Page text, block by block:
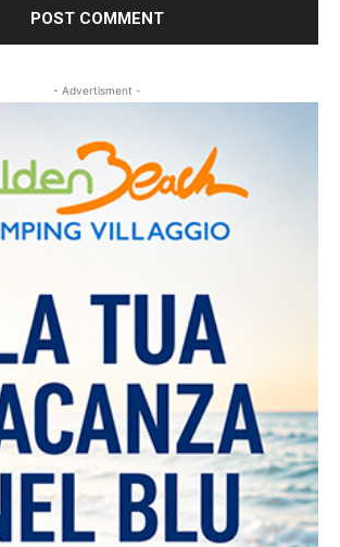
- Advertisment -